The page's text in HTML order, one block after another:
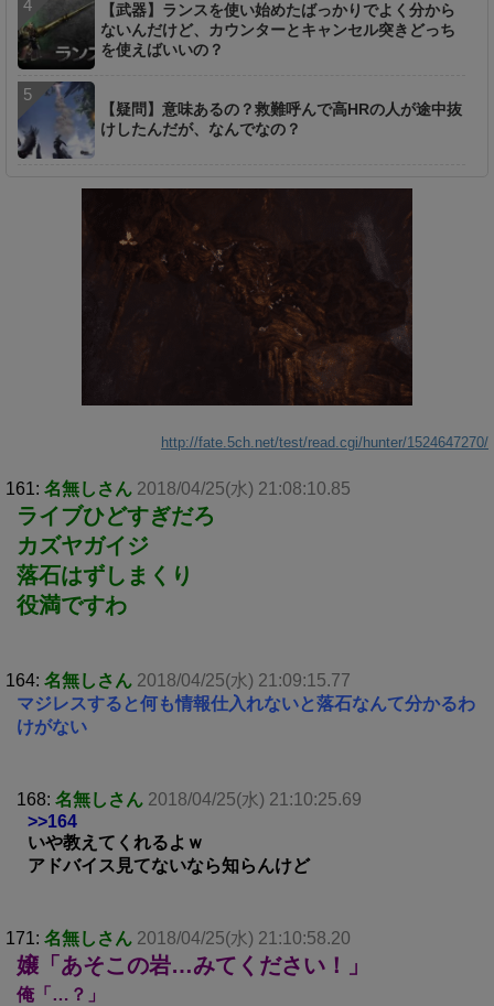
【武器】ランスを使い始めたばっかりでよく分から
ないんだけど、カウンターとキャンセル突きどっち
を使えばいいの？
【疑問】意味あるの？救難呼んで高HRの人が途中抜
けしたんだが、なんでなの？
http://fate.5ch.net/test/read.cgi/hunter/1524647270/
161: 名無しさん 2018/04/25(水) 21:08:10.85
ライブひどすぎだろ
カズヤガイジ
落石はずしまくり
役満ですわ
164: 名無しさん 2018/04/25(水) 21:09:15.77
マジレスすると何も情報仕入れないと落石なんて分かるわ
けがない
168: 名無しさん 2018/04/25(水) 21:10:25.69
>>164
いや教えてくれるよｗ
アドバイス見てないなら知らんけど
171: 名無しさん 2018/04/25(水) 21:10:58.20
嬢「あそこの岩…みてください！」
俺「…？」